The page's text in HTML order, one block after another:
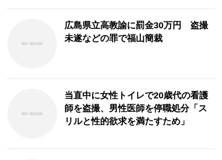
広島県立高教諭に罰金30万円 盗撮
未遂などの罪で福山簡裁
当直中に女性トイレで20歳代の看護
師を盗撮、男性医師を停職処分「ス
リルと性的欲求を満たすため」